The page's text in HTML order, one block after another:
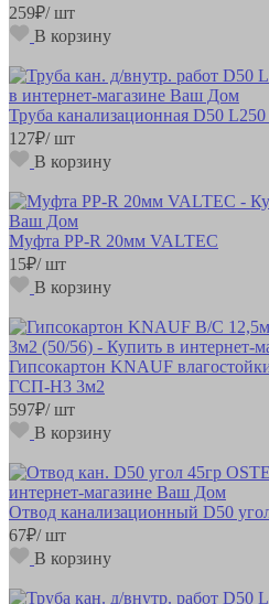
259₽/ шт
В корзину
Труба канализационная D50
127₽/ шт
В корзину
Муфта РР-R 20мм VALTEC
15₽/ шт
В корзину
Гипсокартон KNAUF
ГСП-Н3 3м2
597₽/ шт
В корзину
Отвод канализационный D50
67₽/ шт
В корзину